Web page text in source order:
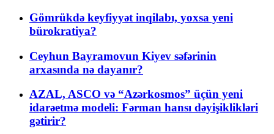
Gömrükdə keyfiyyət inqilabı, yoxsa yeni
bürokratiya?
Ceyhun Bayramovun Kiyev səfərinin
arxasında nə dayanır?
AZAL, ASCO və “Azərkosmos” üçün yeni
idarəetmə modeli: Fərman hansı dəyişiklikləri
gətirir?